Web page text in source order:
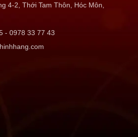
4-2, Thới Tam Thôn, Hóc Môn,
- 0978 33 77 43